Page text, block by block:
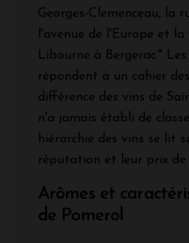
Georges-Clemenceau, la
l'avenue de l'Europe et la
Libourne à Bergerac."
répondent à un cahier
différence des vins de
n'a jamais établi de
hiérarchie des vins se lit
réputation et leur prix de
Arômes et
de Pomerol